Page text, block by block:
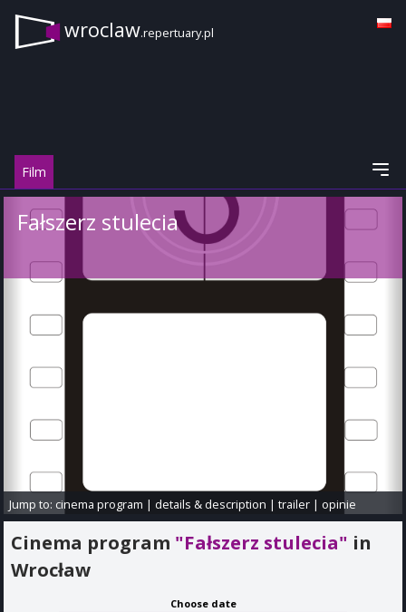
wroclaw.repertuary.pl
Film
Fałszerz stulecia
Jump to: cinema program |details & description |trailer |opinie
Cinema program "Fałszerz stulecia" in
Wrocław
Choose date